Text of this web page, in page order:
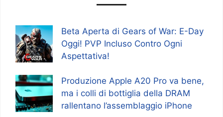
Beta Aperta di Gears of War: E-Day
Oggi! PVP Incluso Contro Ogni
Aspettativa!
Produzione Apple A20 Pro va bene,
ma i colli di bottiglia della DRAM
rallentano l’assemblaggio iPhone